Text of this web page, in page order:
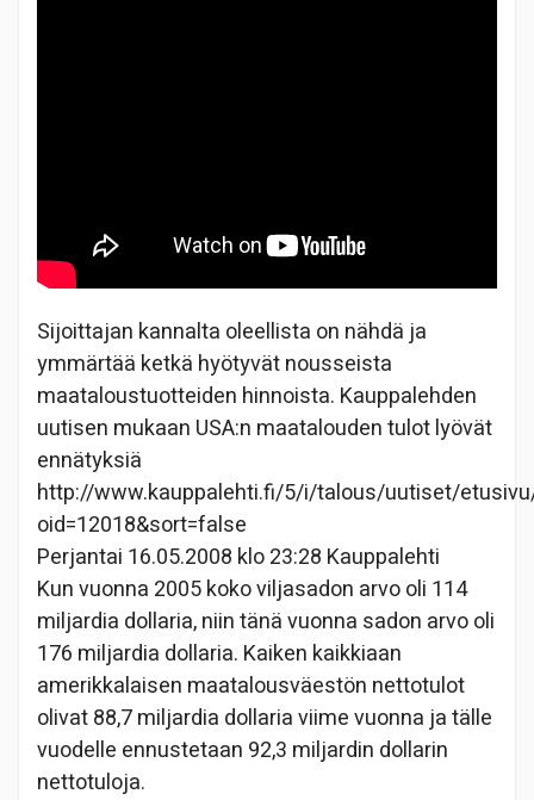
Sijoittajan kannalta oleellista on nähdä ja
ymmärtää ketkä hyötyvät nousseista
maataloustuotteiden hinnoista. Kauppalehden
uutisen mukaan USA:n maatalouden tulot lyövät
ennätyksiä
http://www.kauppalehti.fi/5/i/talous/uutiset/
oid=12018&sort=false
Perjantai 16.05.2008 klo 23:28 Kauppalehti
Kun vuonna 2005 koko viljasadon arvo oli 114
miljardia dollaria, niin tänä vuonna sadon arvo oli
176 miljardia dollaria. Kaiken kaikkiaan
amerikkalaisen maatalousväestön nettotulot
olivat 88,7 miljardia dollaria viime vuonna ja tälle
vuodelle ennustetaan 92,3 miljardin dollarin
nettotuloja.